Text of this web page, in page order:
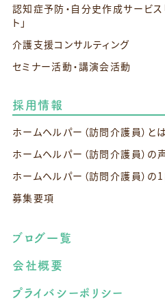
認知症予防・自分史作成サービス
ト」
介護支援コンサルティング
セミナー活動・講演会活動
採用情報
ホームヘルパー（訪問介護員）と
ホームヘルパー（訪問介護員）の
ホームヘルパー（訪問介護員）の1
募集要項
ブログ一覧
会社概要
プライバシーポリシー